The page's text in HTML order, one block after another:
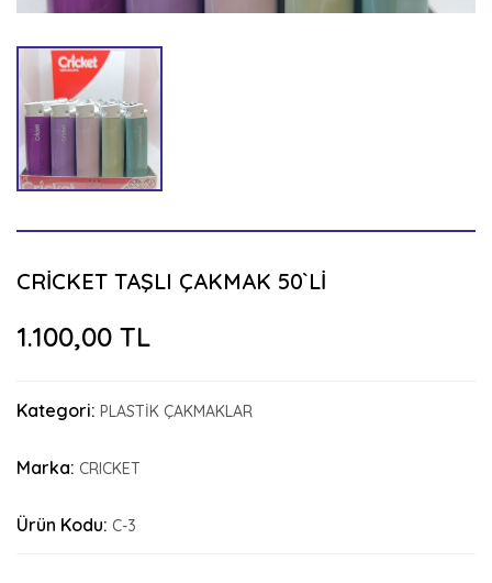
CRİCKET TAŞLI ÇAKMAK 50`Lİ
1.100,00 TL
Kategori: PLASTİK ÇAKMAKLAR
Marka: CRICKET
Ürün Kodu: C-3